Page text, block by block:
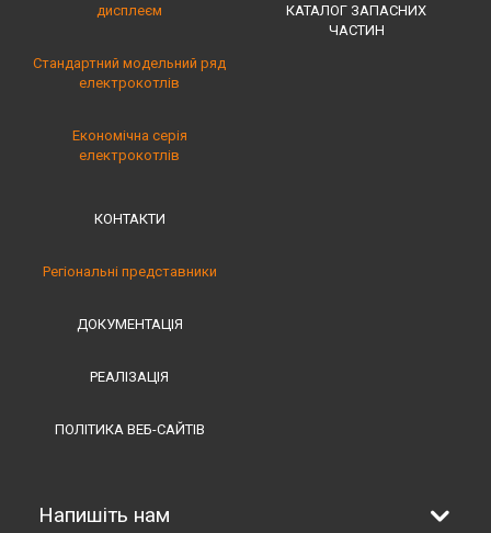
дисплеєм
Стандартний модельний ряд
електрокотлів
Економічна серія
електрокотлів
КАТАЛОГ ЗАПАСНИХ
ЧАСТИН
КОНТАКТИ
Регіональні представники
ДОКУМЕНТАЦІЯ
РЕАЛІЗАЦІЯ
ПОЛІТИКА ВЕБ-САЙТІВ
Напишіть нам